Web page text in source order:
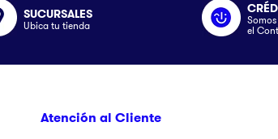
SUCURSALES
Ubica tu tienda
el
Atención al Cliente